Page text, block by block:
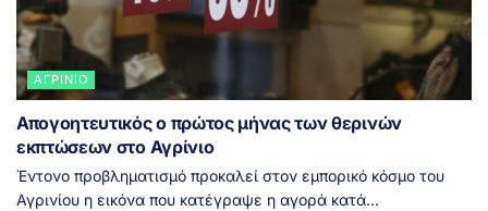
ΑΓΡΊΝΙΟ
Απογοητευτικός ο πρώτος μήνας των θερινών
εκπτώσεων στο Αγρίνιο
Έντονο προβληματισμό προκαλεί στον εμπορικό κόσμο του
Αγρινίου η εικόνα που κατέγραψε η αγορά κατά...